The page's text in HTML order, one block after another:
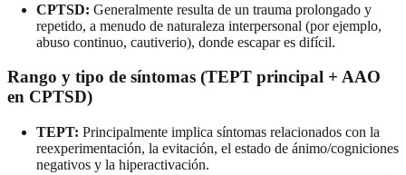
CPTSD: Generalmente resulta de un trauma prolongado y
repetido, a menudo de naturaleza interpersonal (por ejemplo,
abuso continuo, cautiverio), donde escapar es difícil.
Rango y tipo de síntomas (TEPT principal + AAO
en CPTSD)
TEPT: Principalmente implica síntomas relacionados con la
reexperimentación, la evitación, el estado de ánimo/cogniciones
negativos y la hiperactivación.